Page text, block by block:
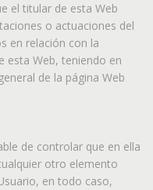
el titular de esta Web
o actuaciones del
en relación con la
esta Web, teniendo en
de la página Web
de controlar que en ella
otro elemento
en todo caso,